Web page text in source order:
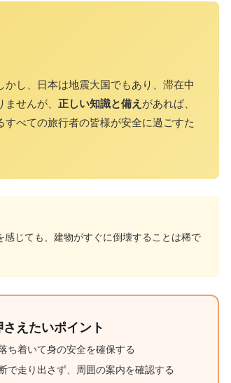
し、日本は地震大国でもあり、滞在中
せんが、 正しい知識と備え があれば、
べての旅行者の皆様が安全に過ごすた
感じても、建物がすぐに倒壊することは稀で
さえたいポイント
ち着いて身の安全を確保する
で走り出さず、周囲の案内を確認する